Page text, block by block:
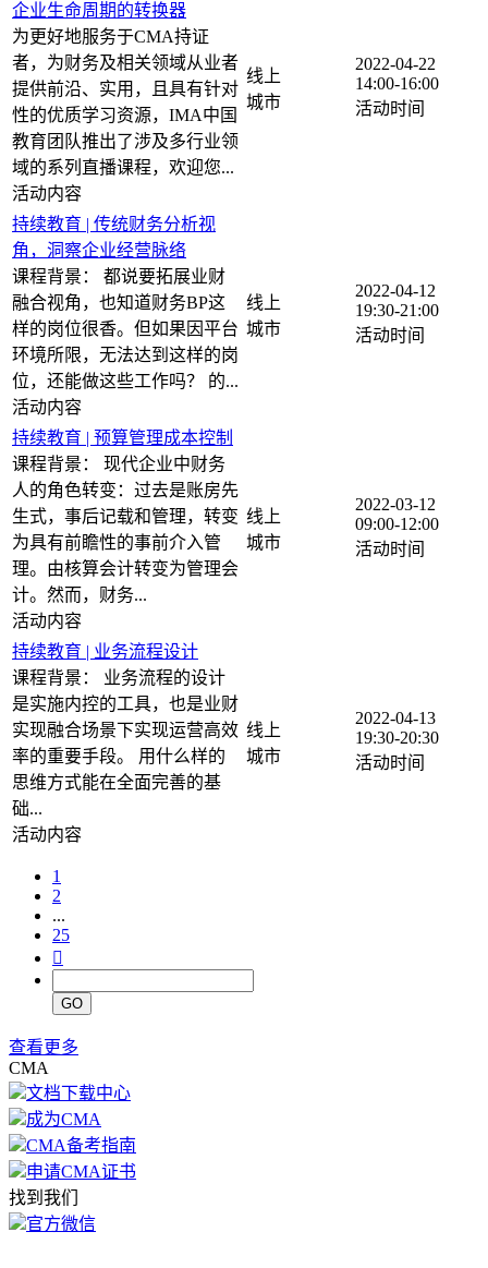
企业生命周期的转换器
为更好地服务于CMA持证
者，为财务及相关领域从业者
提供前沿、实用，且具有针对
性的优质学习资源，IMA中国
教育团队推出了涉及多行业领
域的系列直播课程，欢迎您...
线上
2022-04-22
14:00-16:00
持续教育 | 传统财务分析视
角，洞察企业经营脉络
课程背景： 都说要拓展业财
融合视角，也知道财务BP这
样的岗位很香。但如果因平台
环境所限，无法达到这样的岗
位，还能做这些工作吗？ 的...
线上
2022-04-12
19:30-21:00
持续教育 | 预算管理成本控制
课程背景： 现代企业中财务
人的角色转变：过去是账房先
生式，事后记载和管理，转变
为具有前瞻性的事前介入管
理。由核算会计转变为管理会
计。然而，财务...
线上
2022-03-12
09:00-12:00
持续教育 | 业务流程设计
课程背景： 业务流程的设计
是实施内控的工具，也是业财
实现融合场景下实现运营高效
率的重要手段。 用什么样的
思维方式能在全面完善的基
础...
线上
2022-04-13
19:30-20:30
1
2
...
25

GO
查看更多
CMA
文档下载中心
成为CMA
CMA备考指南
申请CMA证书
找到我们
官方微信